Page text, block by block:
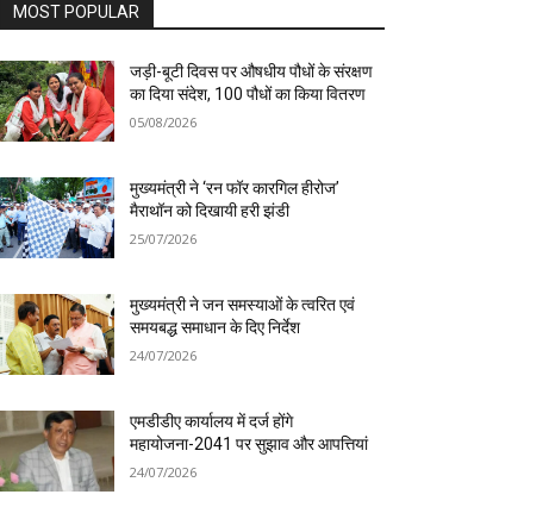
MOST POPULAR
जड़ी-बूटी दिवस पर औषधीय पौधों के संरक्षण
का दिया संदेश, 100 पौधों का किया वितरण
05/08/2026
मुख्यमंत्री ने ‘रन फॉर कारगिल हीरोज’
मैराथॉन को दिखायी हरी झंडी
25/07/2026
मुख्यमंत्री ने जन समस्याओं के त्वरित एवं
समयबद्ध समाधान के दिए निर्देश
24/07/2026
एमडीडीए कार्यालय में दर्ज होंगे
महायोजना-2041 पर सुझाव और आपत्तियां
24/07/2026